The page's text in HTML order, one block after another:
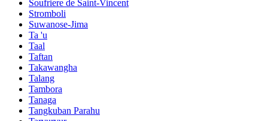
Soufriere de Saint-Vincent
Stromboli
Suwanose-Jima
Ta 'u
Taal
Taftan
Takawangha
Talang
Tambora
Tanaga
Tangkuban Parahu